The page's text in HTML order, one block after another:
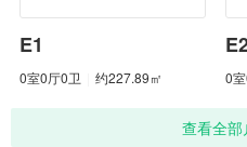
E1
0室0厅0卫 约227.89㎡ 0
查看全部